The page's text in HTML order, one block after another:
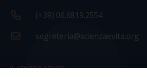
(+39) 06.6819.2554
segreteria@scienzaevita.org
IL CENTRO STUDI